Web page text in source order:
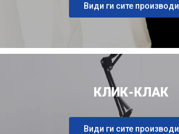
Види ги сите производи
КЛИК-КЛАК
Види ги сите производи